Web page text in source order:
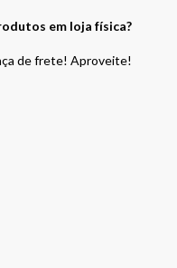
em loja física?
de frete! Aproveite!